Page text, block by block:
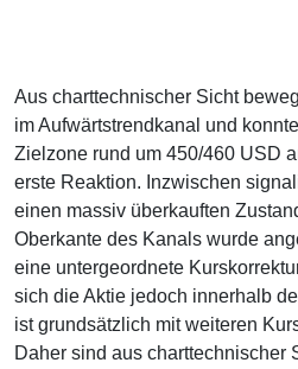
Aus charttechnischer Sicht
im Aufwärtstrendkanal und
Zielzone rund um 450/460 USD
erste Reaktion. Inzwischen
einen massiv überkauften
Oberkante des Kanals wurde
eine untergeordnete
sich die Aktie jedoch innerhalb
ist grundsätzlich mit weiteren
Daher sind aus charttechnischer